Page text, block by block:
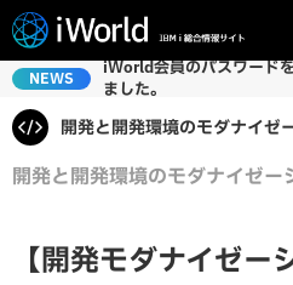
NEWS
iWorld会員のパスワード
ました。
開発と開発環境のモダナイゼ
開発と開発環境のモダナイゼー
【開発モダナイゼ